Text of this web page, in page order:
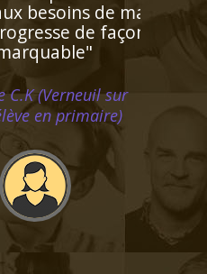
l'apprentissage.
très agréable et
(Saint Cloud, élève
cinquième)